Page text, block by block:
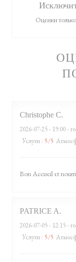
Christophe C
2026-07-25- 19:00 -
Услуги : 5/5
Bon Accueil et
PATRICE A
2026-07-05- 12:15 -
Услуги : 5/5
Оценки